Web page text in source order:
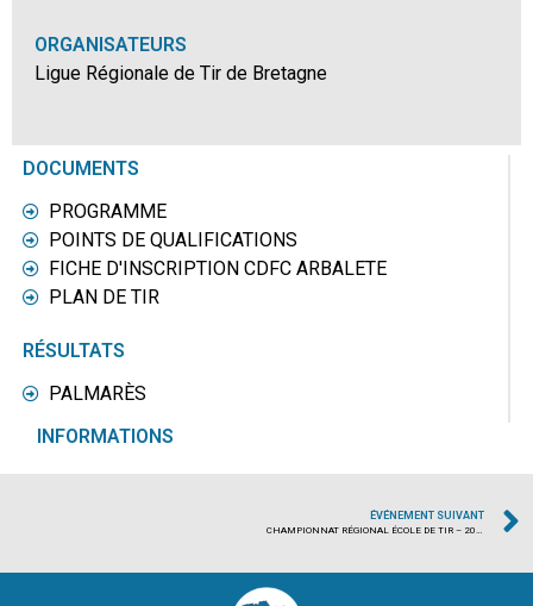
ORGANISATEURS
Ligue Régionale de Tir de Bretagne
DOCUMENTS
PROGRAMME
POINTS DE QUALIFICATIONS
FICHE D'INSCRIPTION CDFC ARBALETE
PLAN DE TIR
RÉSULTATS
PALMARÈS
INFORMATIONS
ÉVÉNEMENT SUIVANT
CHAMPIONNAT RÉGIONAL ÉCOLE DE TIR – 2024/2025